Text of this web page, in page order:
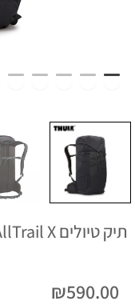
תיק טיולים AllTrail X אפור כהה 25L מבית Thule
₪590.00